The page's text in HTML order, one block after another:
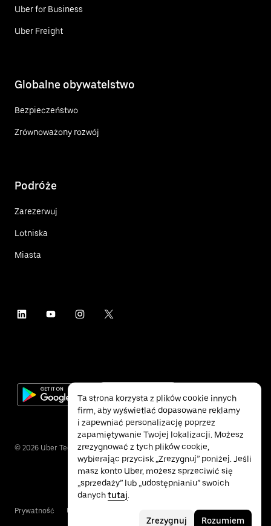
Uber for Business
Uber Freight
Globalne obywatelstwo
Bezpieczeństwo
Zrównoważony rozwój
Podróże
Zarezerwuj
Lotniska
Miasta
© 2026 Uber Technologies Inc.
Prywatność Ułatwienia dostępu
Ta strona korzysta z plików cookie innych
firm, aby wyświetlać dopasowane reklamy
i zapewniać personalizację poprzez
zapamiętywanie Twojej lokalizacji. Możesz
zrezygnować z tych plików cookie,
wybierając przycisk „Zrezygnuj” poniżej. Jeśli
masz konto Uber, możesz sprzeciwić się
„sprzedaży” lub „udostępnianiu” swoich
danychtutaj.
Zrezygnuj Rozumiem